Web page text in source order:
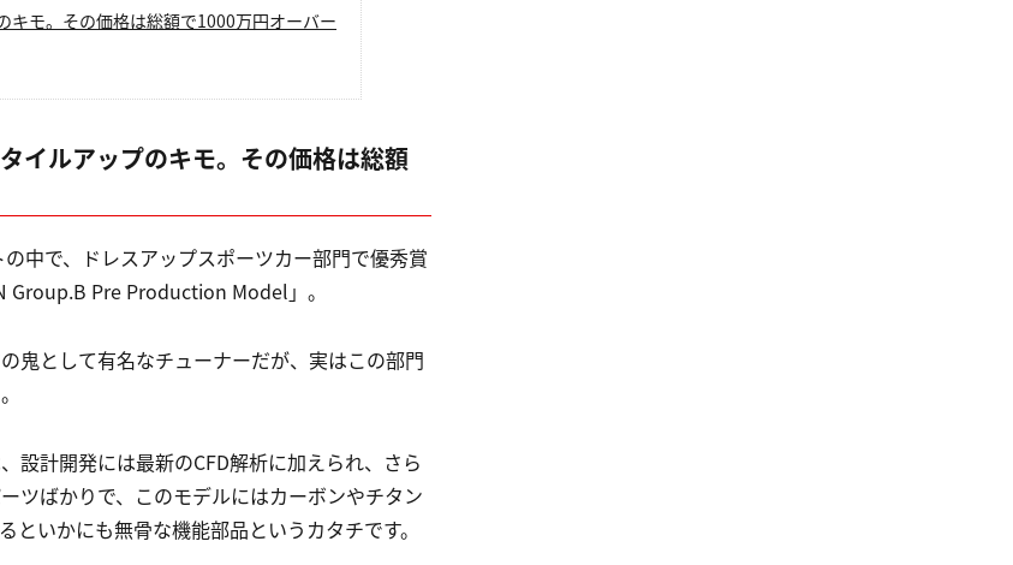
キモ。その価格は総額で1000万円オーバー
イルアップのキモ。その価格は総額
中で、ドレスアップスポーツカー部門で優秀賞
Group.B Pre Production Model」。
鬼として有名なチューナーだが、実はこの部門
設計開発には最新のCFD解析に加えられ、さら
ツばかりで、このモデルにはカーボンやチタン
いかにも無骨な機能部品というカタチです。